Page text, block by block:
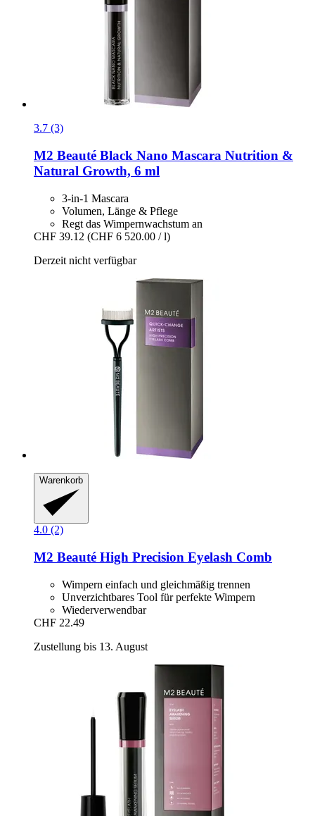
3.7 (3)
M2 Beauté Black Nano Mascara Nutrition &
Natural Growth, 6 ml
3-in-1 Mascara
Volumen, Länge & Pflege
Regt das Wimpernwachstum an
CHF 39.12 (CHF 6 520.00 / l)
Derzeit nicht verfügbar
Warenkorb
4.0 (2)
M2 Beauté High Precision Eyelash Comb
Wimpern einfach und gleichmäßig trennen
Unverzichtbares Tool für perfekte Wimpern
Wiederverwendbar
CHF 22.49
Zustellung bis 13. August